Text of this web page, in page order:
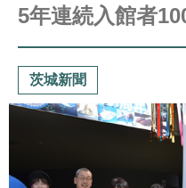
5年連続入館者
茨城新聞